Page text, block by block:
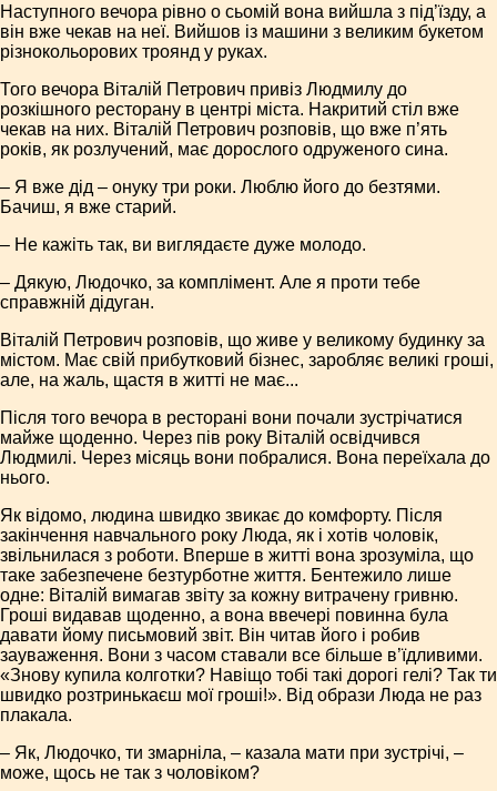
Наступного вечора рівно о сьомій вона вийшла з під’їзду, а
він вже чекав на неї. Вийшов із машини з великим букетом
різнокольорових троянд у руках.
Того вечора Віталій Петрович привіз Людмилу до
розкішного ресторану в центрі міста. Накритий стіл вже
чекав на них. Віталій Петрович розповів, що вже п’ять
років, як розлучений, має дорослого одруженого сина.
– Я вже дід – онуку три роки. Люблю його до безтями.
Бачиш, я вже старий.
– Не кажіть так, ви виглядаєте дуже молодо.
– Дякую, Людочко, за комплімент. Але я проти тебе
справжній дідуган.
Віталій Петрович розповів, що живе у великому будинку за
містом. Має свій прибутковий бізнес, заробляє великі гроші,
але, на жаль, щастя в житті не має...
Після того вечора в ресторані вони почали зустрічатися
майже щоденно. Через пів року Віталій освідчився
Людмилі. Через місяць вони побралися. Вона переїхала до
нього.
Як відомо, людина швидко звикає до комфорту. Після
закінчення навчального року Люда, як і хотів чоловік,
звільнилася з роботи. Вперше в житті вона зрозуміла, що
таке забезпечене безтурботне життя. Бентежило лише
одне: Віталій вимагав звіту за кожну витрачену гривню.
Гроші видавав щоденно, а вона ввечері повинна була
давати йому письмовий звіт. Він читав його і робив
зауваження. Вони з часом ставали все більше в’їдливими.
«Знову купила колготки? Навіщо тобі такі дорогі гелі? Так ти
швидко розтринькаєш мої гроші!». Від образи Люда не раз
плакала.
– Як, Людочко, ти змарніла, – казала мати при зустрічі, –
може, щось не так з чоловіком?